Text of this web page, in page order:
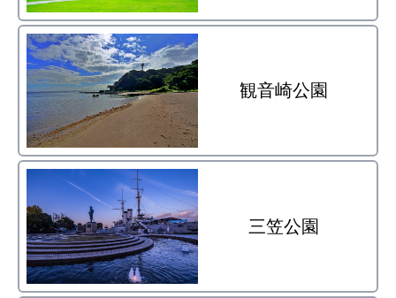
観音崎公園
三笠公園